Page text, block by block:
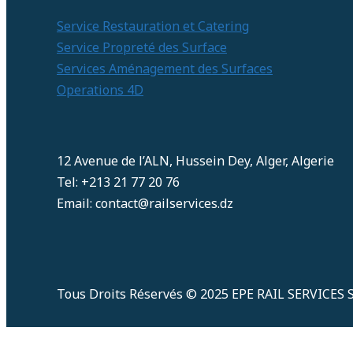
Service Restauration et Catering
Service Propreté des Surface
Services Aménagement des Surfaces
Operations 4D
12 Avenue de l’ALN, Hussein Dey, Alger, Algerie
Tel: +213 21 77 20 76
Email: contact@railservices.dz
Tous Droits Réservés © 2025 EPE RAIL SERVICES